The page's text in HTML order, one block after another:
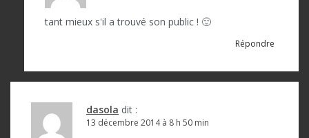
tant mieux s'il a trouvé son public ! 🙂
Répondre
dasola dit :
13 décembre 2014 à 8 h 50 min